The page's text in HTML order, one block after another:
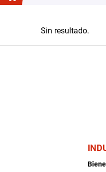
Sin resultado.